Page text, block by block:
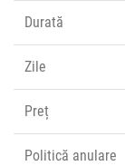
Durată
Zile
Preț
Politică anulare